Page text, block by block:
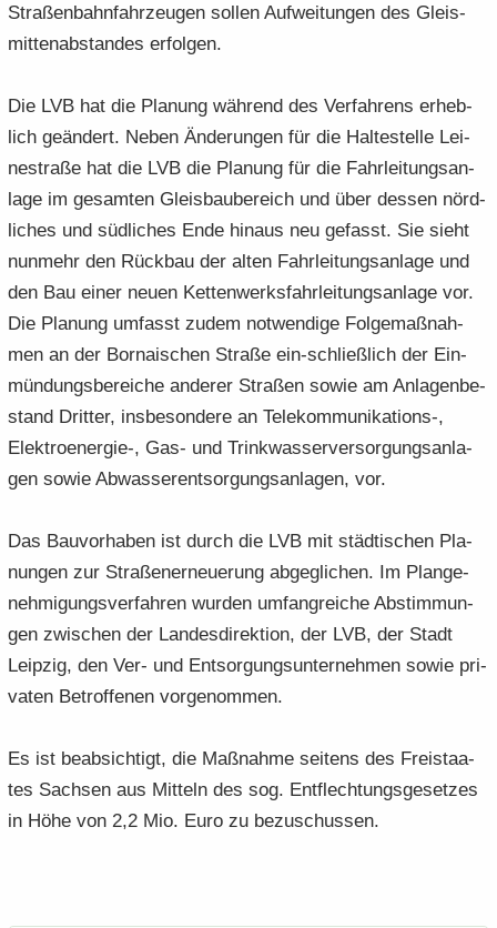
Stra­ßen­bahn­fahr­zeu­gen sol­len Auf­wei­tun­gen des Gleis­
mit­ten­ab­stan­des er­fol­gen.
Die LVB hat die Pla­nung wäh­rend des Ver­fah­rens er­heb­
lich ge­än­dert. Neben Än­de­run­gen für die Hal­te­stel­le Lei­
ne­stra­ße hat die LVB die Pla­nung für die Fahr­lei­tungs­an­
la­ge im ge­sam­ten Gleis­bau­be­reich und über des­sen nörd­
li­ches und süd­li­ches Ende hin­aus neu ge­fasst. Sie sieht
nun­mehr den Rück­bau der alten Fahr­lei­tungs­an­la­ge und
den Bau einer neuen Ket­ten­werks­fahr­lei­tungs­an­la­ge vor.
Die Pla­nung um­fasst zudem not­wen­di­ge Fol­ge­maß­nah­
men an der Bor­na­i­schen Stra­ße ein-​schließlich der Ein­
mün­dungs­be­rei­che an­de­rer Stra­ßen sowie am An­la­gen­be­
stand Drit­ter, ins­be­son­de­re an Telekommunikations-​,
Elektroenergie-​, Gas- und Trink­was­ser­ver­sor­gungs­an­la­
gen sowie Ab­was­ser­ent­sor­gungs­an­la­gen, vor.
Das Bau­vor­ha­ben ist durch die LVB mit städ­ti­schen Pla­
nun­gen zur Stra­ßen­er­neue­rung ab­ge­gli­chen. Im Plan­ge­
neh­mi­gungs­ver­fah­ren wur­den um­fang­rei­che Ab­stim­mun­
gen zwi­schen der Lan­des­di­rek­ti­on, der LVB, der Stadt
Leip­zig, den Ver- und Ent­sor­gungs­un­ter­neh­men sowie pri­
va­ten Be­trof­fe­nen vor­ge­nom­men.
Es ist be­ab­sich­tigt, die Maß­nah­me sei­tens des Frei­staa­
tes Sach­sen aus Mit­teln des sog. Ent­flech­tungs­ge­set­zes
in Höhe von 2,2 Mio. Euro zu be­zu­schus­sen.